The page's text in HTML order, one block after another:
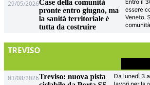
29/05/2026Case della comunità
pronte entro giugno, ma
la sanità territoriale è
tutta da costruire
Entro il
essere
Veneto.
TREVISO
03/08/2026Treviso: nuova pista
Da lunedì 3